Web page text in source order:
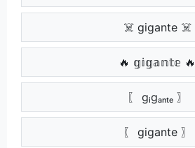
☠️ gigante ☠️
🔥 𝕘𝕚𝕘𝕒𝕟𝕥𝕖 🔥
〖 gᵢgₐₙₜₑ 〗
〖 gigante 〗